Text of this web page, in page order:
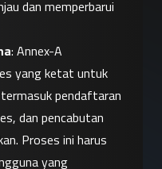
dan memperbarui
: Annex-A
yang ketat untuk
pendaftaran
dan pencabutan
Proses ini harus
yang